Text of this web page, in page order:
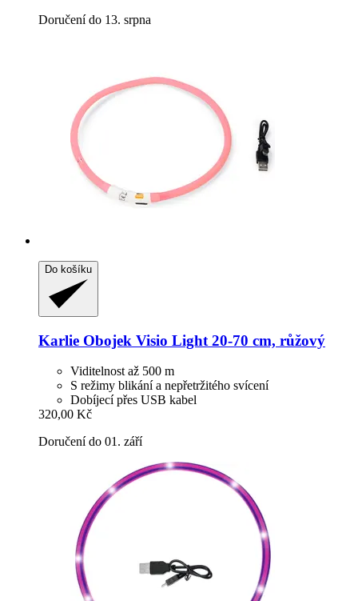
Doručení do 13. srpna
Do košíku
Karlie Obojek Visio Light 20-​70 cm, růžový
Viditelnost až 500 m
S režimy blikání a nepřetržitého svícení
Dobíjecí přes USB kabel
320,00 Kč
Doručení do 01. září